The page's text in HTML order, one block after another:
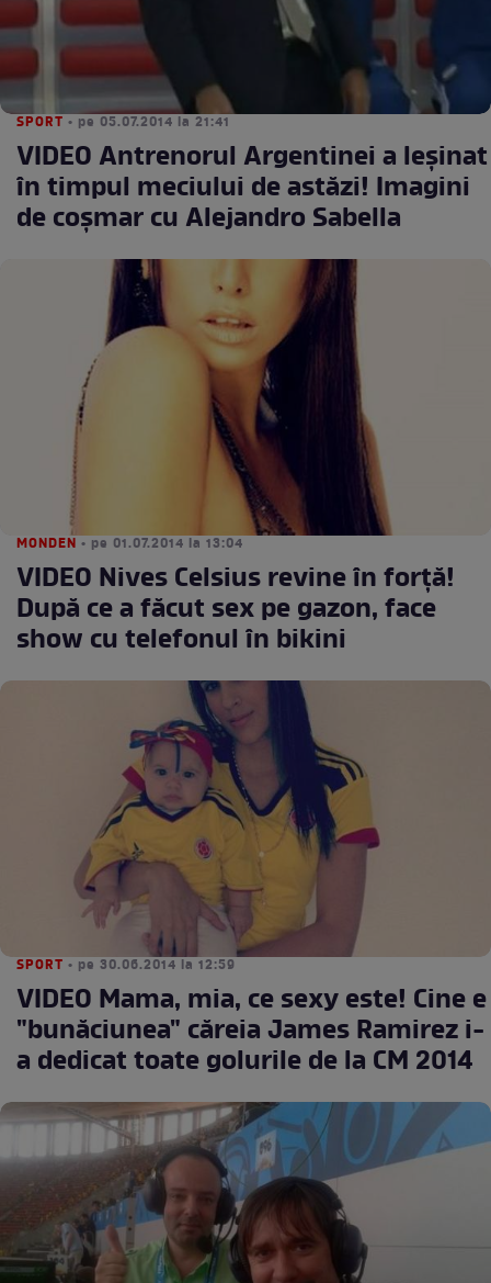
SPORT • pe 05.07.2014 la 21:41
VIDEO Antrenorul Argentinei a leşinat
în timpul meciului de astăzi! Imagini
de coşmar cu Alejandro Sabella
MONDEN • pe 01.07.2014 la 13:04
VIDEO Nives Celsius revine în forţă!
După ce a făcut sex pe gazon, face
show cu telefonul în bikini
SPORT • pe 30.06.2014 la 12:59
VIDEO Mama, mia, ce sexy este! Cine e
"bunăciunea" căreia James Ramirez i-
a dedicat toate golurile de la CM 2014